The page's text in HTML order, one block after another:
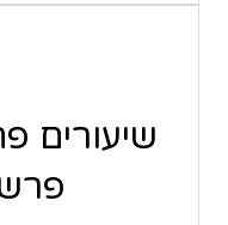
שיעורים